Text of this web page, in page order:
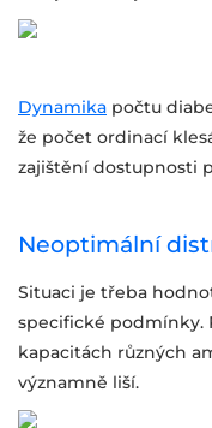
Dynamika počtu
že počet ordinací
zajištění dostupnosti
Neoptimální
Situaci je třeba
specifické podmínky.
kapacitách různých
významně liší.